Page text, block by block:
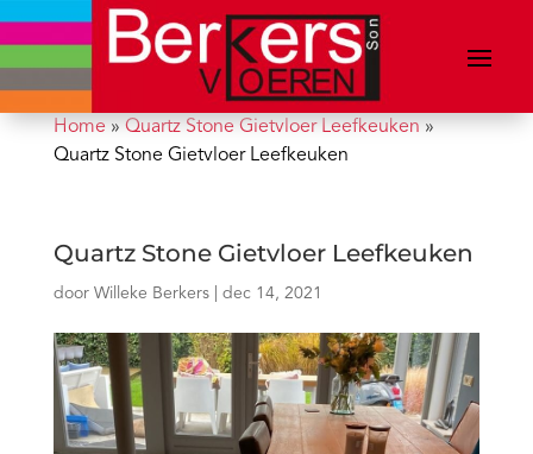
Home» Quartz Stone Gietvloer Leefkeuken »
Quartz Stone Gietvloer Leefkeuken
Quartz Stone Gietvloer Leefkeuken
door Willeke Berkers| dec 14, 2021